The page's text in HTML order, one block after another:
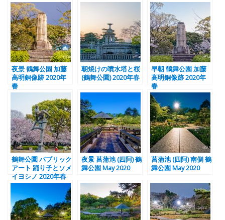
夜景 鶴舞公園 加藤
高明銅像跡 2020年
春
朝焼けの噴水塔と桜
(鶴舞公園) 2020年春
早朝 鶴舞公園 加藤
高明銅像跡 2020年
春
鶴舞公園 パブリック
アート 踊り子とソメ
イヨシノ 2020年春
夜景 菖蒲池 (四阿) 鶴
舞公園 May 2020
菖蒲池 (四阿) 南側 鶴
舞公園 May 2020